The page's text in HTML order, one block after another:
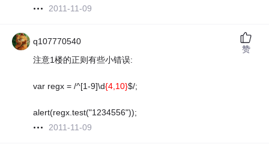
2011-11-09
q107770540
注意1楼的正则有些小错误:
var regx = /^[1-9]\d{4,10}$/;
alert(regx.test("1234556"));
2011-11-09
赞